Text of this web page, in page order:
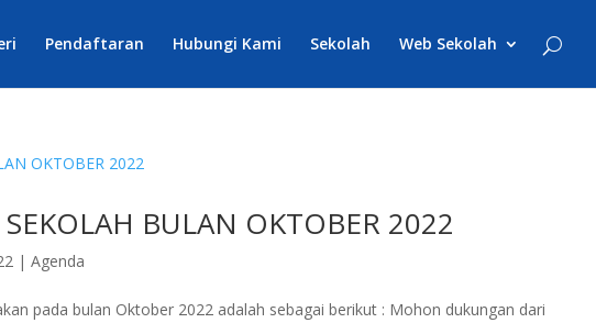
Pendaftaran Hubungi Kami Sekolah Web Sekolah
BULAN OKTOBER 2022
|Agenda
pada bulan Oktober 2022 adalah sebagai berikut : Mohon dukungan dari